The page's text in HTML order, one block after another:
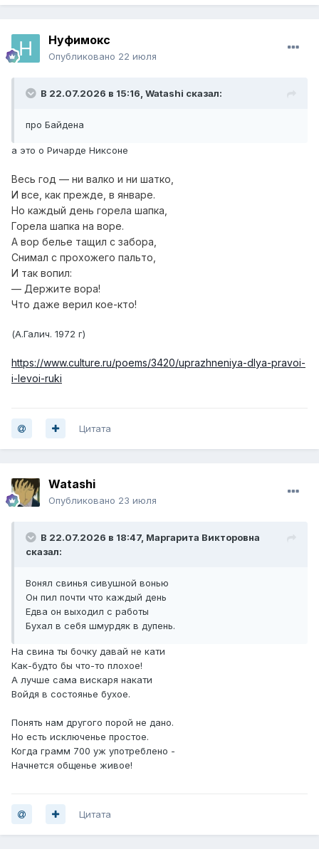
Нуфимокс
Опубликовано 22 июля
В 22.07.2026 в 15:16, Watashi сказал:
про Байдена
а это о Ричарде Никсоне
Весь год — ни валко и ни шатко,
И все, как прежде, в январе.
Но каждый день горела шапка,
Горела шапка на воре.
А вор белье тащил с забора,
Снимал с прохожего пальто,
И так вопил:
— Держите вора!
Что даже верил кое-кто!
(А.Галич. 1972 г)
https://www.culture.ru/poems/3420/uprazhneniya-dlya-pravoi-
i-levoi-ruki
Цитата
Watashi
Опубликовано 23 июля
В 22.07.2026 в 18:47, Маргарита Викторовна
сказал:
Вонял свинья сивушной вонью
Он пил почти что каждый день
Едва он выходил с работы
Бухал в себя шмурдяк в дупень.
На свина ты бочку давай не кати
Как-будто бы что-то плохое!
А лучше сама вискаря накати
Войдя в состоянье бухое.
Понять нам другого порой не дано.
Но есть исключенье простое.
Когда грамм 700 уж употреблено -
Начнется общенье живое!
Цитата